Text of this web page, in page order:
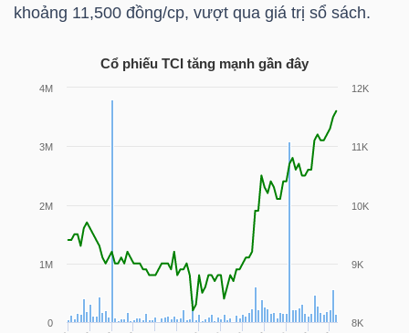
khoảng 11,500 đồng/cp, vượt qua giá trị sổ sách.
Cổ phiếu TCI tăng mạnh gần đây
MÔ